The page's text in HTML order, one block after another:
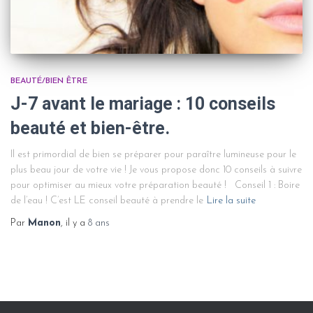
BEAUTÉ/BIEN ÊTRE
J-7 avant le mariage : 10 conseils
beauté et bien-être.
Il est primordial de bien se préparer pour paraître lumineuse pour le
plus beau jour de votre vie ! Je vous propose donc 10 conseils à suivre
pour optimiser au mieux votre préparation beauté ! Conseil 1 : Boire
de l’eau ! C’est LE conseil beauté à prendre le Lire la suite
Par Manon, il y a 8 ans